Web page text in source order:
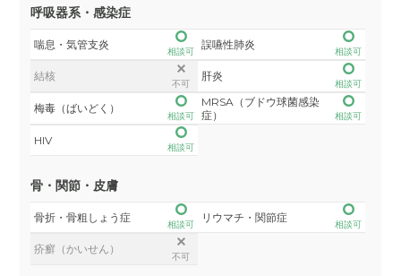
呼吸器系・感染症
喘息・気管支炎
相談可
誤嚥性肺炎
相談可
結核
不可
肝炎
相談可
梅毒（ばいどく）
相談可
MRSA（ブドウ球菌感染
症）
相談可
HIV
相談可
骨・関節・皮膚
骨折・骨粗しょう症
相談可
リウマチ・関節症
相談可
疥癬（かいせん）
不可